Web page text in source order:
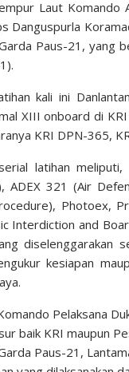
Laut Komando
Danguspurla
Paus-21, yang
kali ini
XIII onboard di
KRI DPN-365,
latihan
ADEX 321 (Air
Photoex,
Interdiction and
diselenggarakan
kesiapan
Pelaksana
baik KRI maupun
Paus-21,